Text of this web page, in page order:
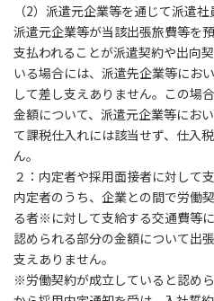
（2）派遣元企業等を通じて派遣
派遣元企業等が当該出張旅費等を
支払われることが派遣契約や出向
いる場合には、派遣先企業等にお
して差し支えありません。この場
金額について、派遣元企業等にお
て課税仕入れには該当せず、仕入
ん。
２：内定者や採用面接者に対して
内定者のうち、企業との間で労働
る者※に対して支給する交通費等
認められる部分の金額について出
支えありません。
※労働契約が成立していると認め